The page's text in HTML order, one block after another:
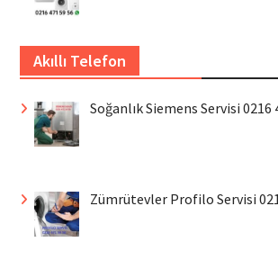
Akıllı Telefon
Soğanlık Siemens Servisi 0216
Zümrütevler Profilo Servisi